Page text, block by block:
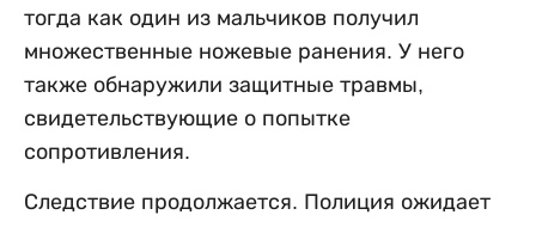
тогда как один из мальчиков получил
множественные ножевые ранения. У него
также обнаружили защитные травмы,
свидетельствующие о попытке
сопротивления.
Следствие продолжается. Полиция ожидает